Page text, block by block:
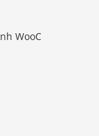
WooC